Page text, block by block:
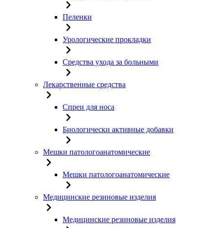
Пеленки
Урологические прокладки
Средства ухода за больными
Лекарственные средства
Спреи для носа
Биологически активные добавки
Мешки патологоанатомические
Мешки патологоанатомические
Медицинские резиновые изделия
Медицинские резиновые изделия